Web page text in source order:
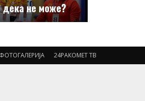
не може?
ФОТОГАЛЕРИЈА 24РАКОМЕТ ТВ